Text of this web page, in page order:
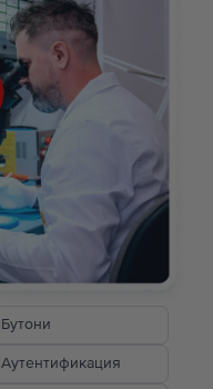
Бутони
Аутентификация